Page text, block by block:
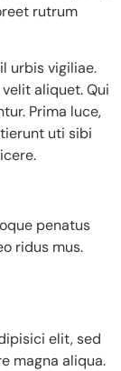
rutrum
urbis vigiliae.
aliquet. Qui
Prima luce,
uti sibi
penatus
ridus mus.
elit, sed
magna aliqua.